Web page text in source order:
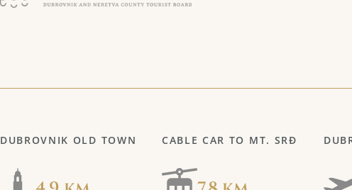
DUBROVNIK OLD TOWN CABLE CAR TO MT. SRĐ